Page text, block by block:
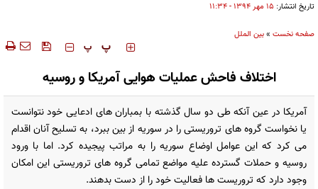
تاریخ انتشار: ۱۵ مهر ۱۳۹۴ - ۱۱:۳۴
صفحه نخست »بین الملل
‍‍‍ پ پ
اختلاف فاحش عملیات هوایی آمریکا و روسیه
آمریکا در عین آنکه طی دو سال گذشته با بمباران های ادعایی خود نتوانست
یا نخواست گروه های تروریستی را در سوریه از بین ببرد، به تسلیح آنان اقدام
می کرد که این عوامل اوضاع سوریه را به مراتب پیجیده کرد. اما با ورود
روسیه و حملات گسترده علیه مواضع تمامی گروه های تروریستی این امکان
وجود دارد که تروریست ها فعالیت خود را از دست بدهند.